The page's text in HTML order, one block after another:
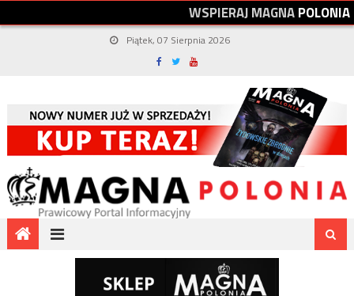
WSPIERAJMAGNAPOLONIA
Piątek, 07 Sierpnia 2026